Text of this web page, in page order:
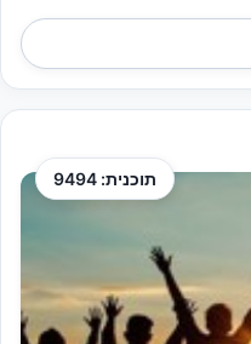
תוכנית: 9494